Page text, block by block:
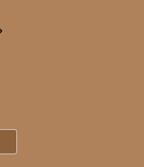
19 - Accès au vivier réglementé
: Covid-19 et fermeture des